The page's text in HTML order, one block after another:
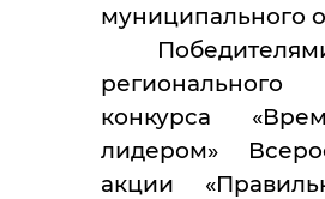
муниципального
конкурса
лидером»
акции